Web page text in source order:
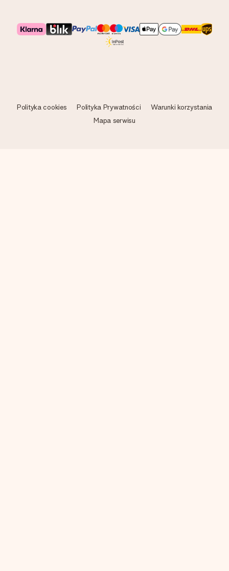
Polityka cookies Polityka Prywatności
Warunki korzystania
Mapa serwisu